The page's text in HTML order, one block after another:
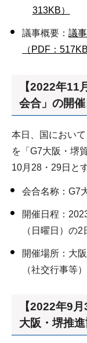
313KB）
議事概要： 議
（PDF：517KB
【2022年11
会合」の開
本日、国におい
を「G7大阪・堺
10月28・29日と
会合名称：G7
開催日程：
（日曜日）の2
開催場所：大
（社交行事等
【2022年9
大阪・堺推